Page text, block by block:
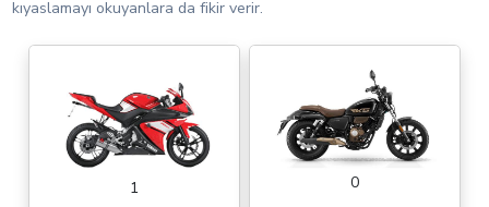
kıyaslamayı okuyanlara da fikir verir.
1 0